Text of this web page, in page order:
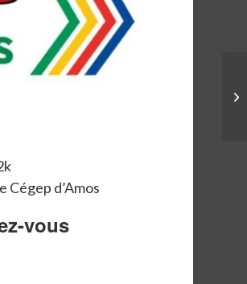
d’Amos
vous